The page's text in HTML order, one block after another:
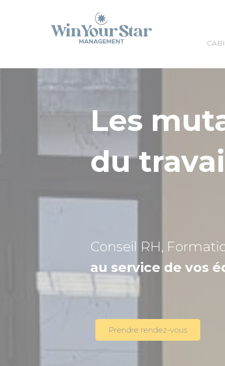
Les
du
Conseil RH,
au service de vos
Prendre rendez-vous